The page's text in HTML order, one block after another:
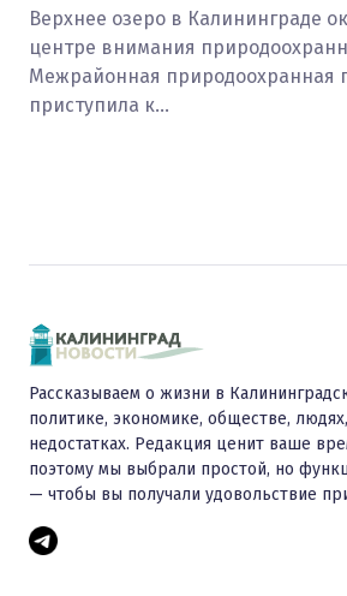
Верхнее озеро в Калининграде
центре внимания
Межрайонная природоохранная
приступила к…
Рассказываем о жизни в
политике, экономике, обществе,
недостатках. Редакция ценит ваше
поэтому мы выбрали простой, но
— чтобы вы получали удовольствие